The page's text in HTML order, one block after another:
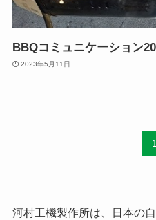
BBQコミュニケーション
2023年5月11日
1
河村工機製作所は、日本の